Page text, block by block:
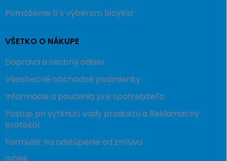
Pomôžeme ti s výberom bicykla
VŠETKO O NÁKUPE
Doprava a osobný odber
Všeobecné obchodné podmienky
Informácie a poučenia pre spotrebiteľa
Postup pri vytknutí vady produktu a Reklamačný
protokol
Formulár na odstúpenie od zmluvu